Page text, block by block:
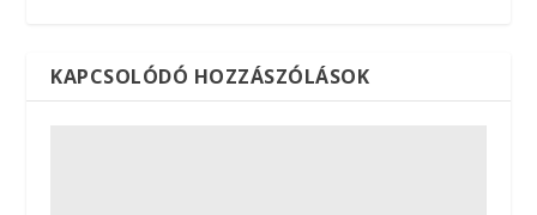
KAPCSOLÓDÓ HOZZÁSZÓLÁSOK